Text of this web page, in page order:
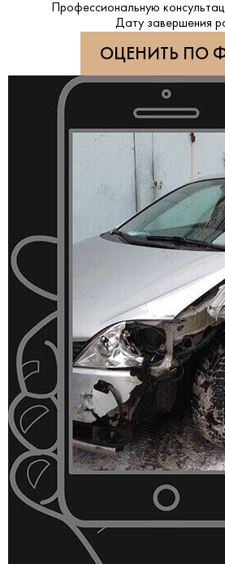
Профессиональную
Дату завершения
ОЦЕНИТЬ ПО